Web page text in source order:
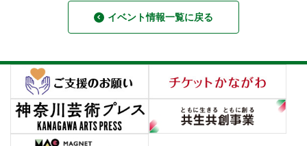
イベント情報一覧に戻る